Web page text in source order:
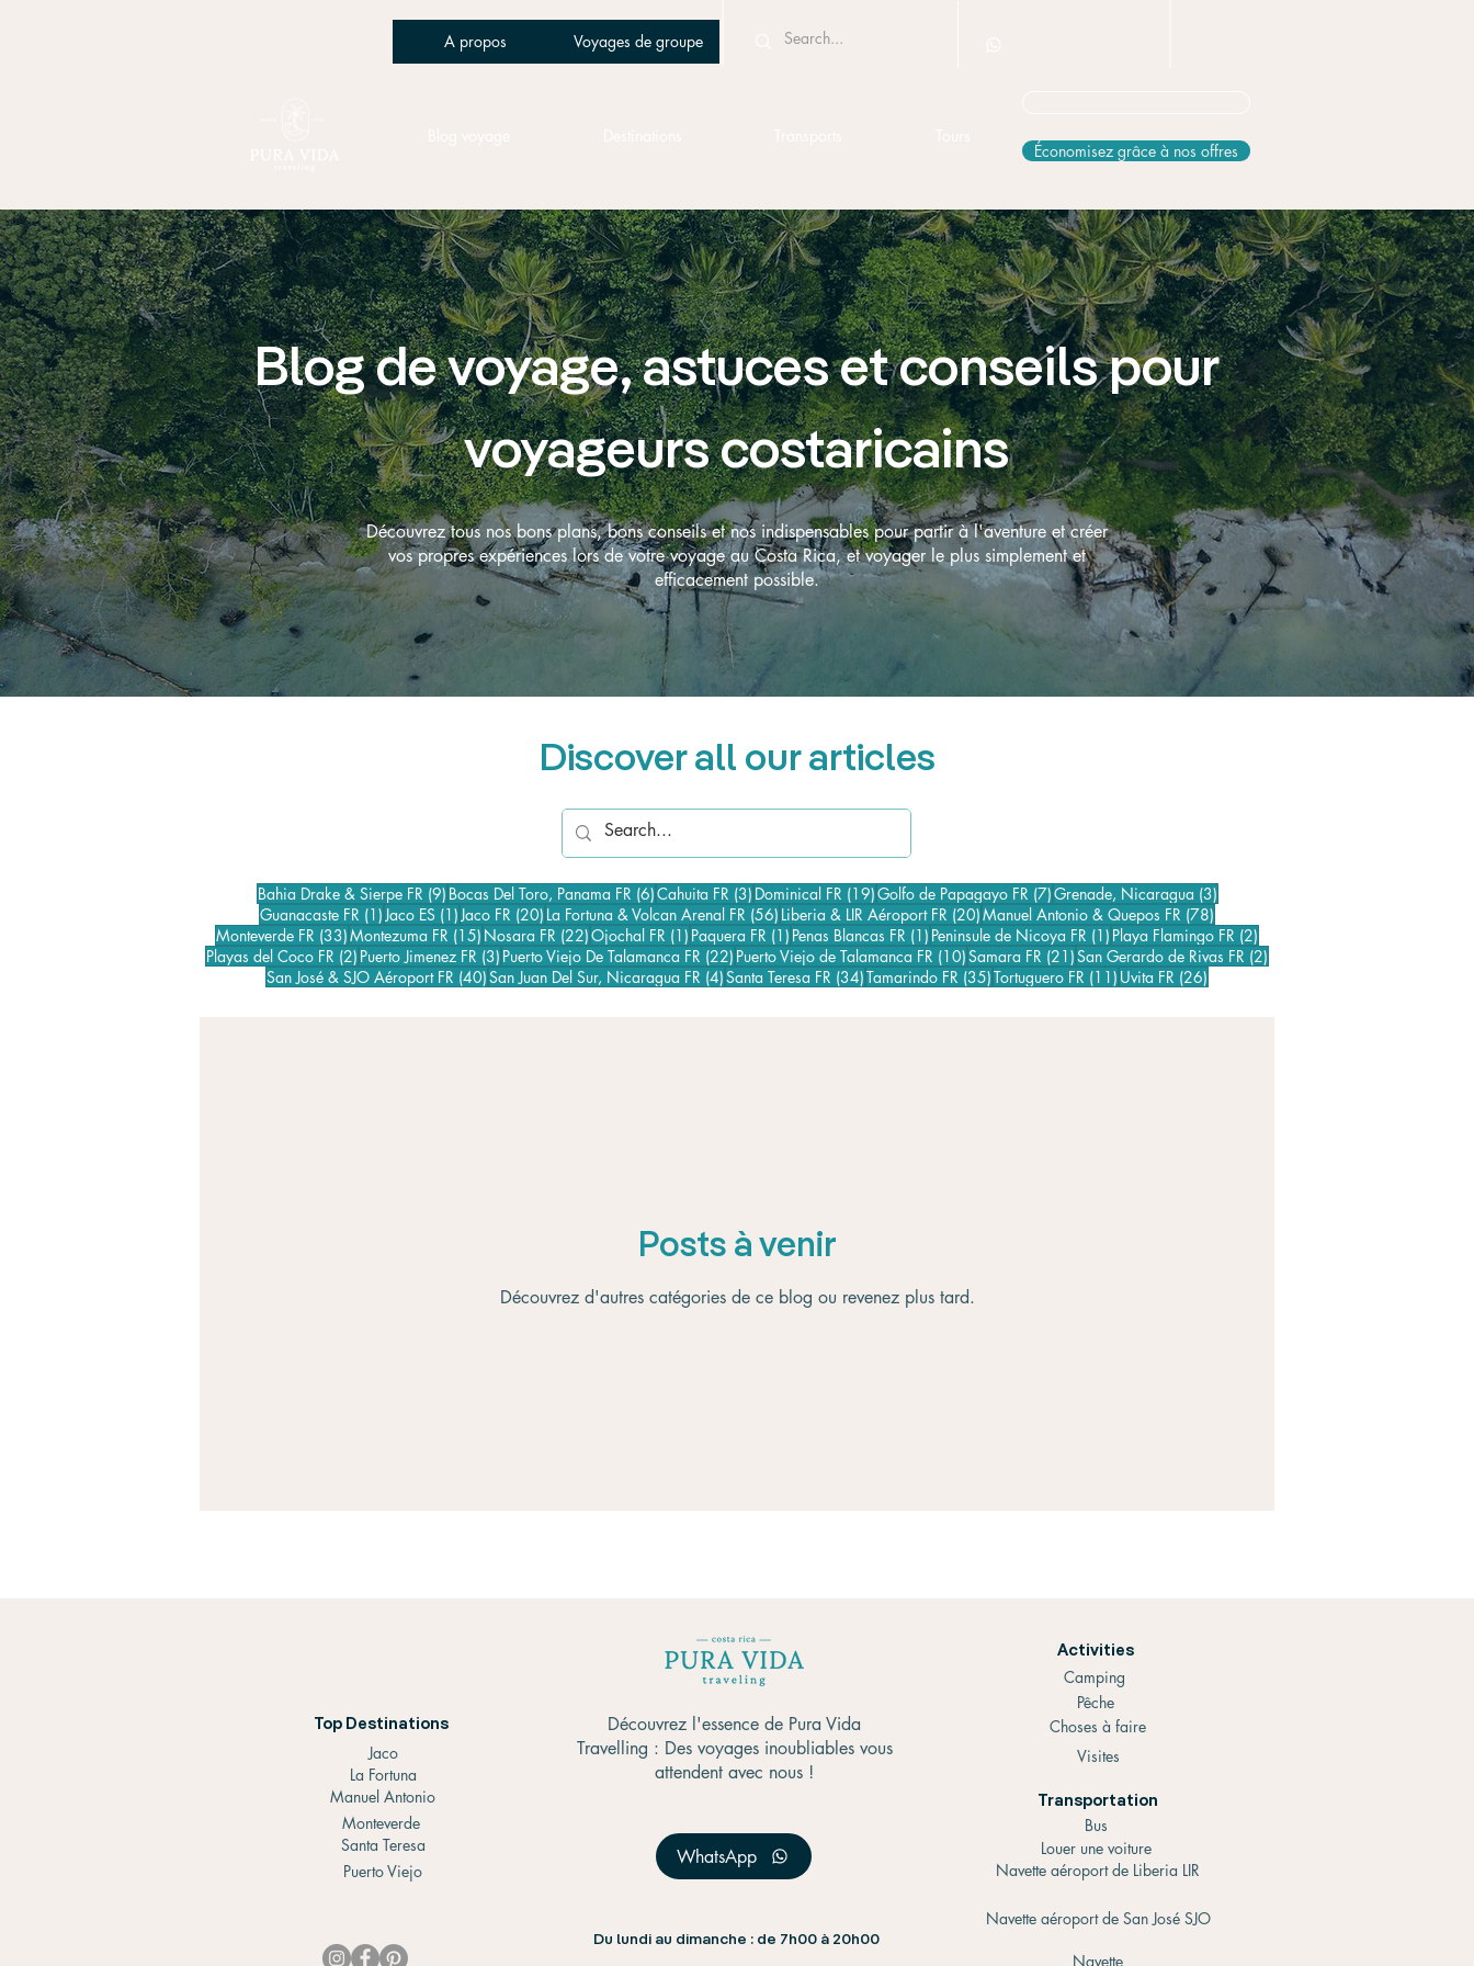
A propos Voyages de groupe
Économisez grâce à nos offres
Blog de voyage, astuces et conseils pour
voyageurs costaricains
Découvrez tous nos bons plans, bons conseils et nos indispensables pour partir à l'aventure et créer
vos propres expériences lors de votre voyage au Costa Rica, et voyager le plus simplement et
efficacement possible.
Discover all our articles
Bahia Drake & Sierpe FR (9)9 posts
Bocas Del Toro, Panama FR (6)6 posts
Cahuita FR (3)3 posts
Dominical FR (19)19 posts
Golfo de Papagayo FR (7)7 posts
Grenade, Nicaragua (3)3 posts
Guanacaste FR (1) 1 post
Jaco ES (1) 1 post
Jaco FR (20) 20 posts
La Fortuna & Volcan Arenal FR (56) 56 posts
Liberia & LIR Aéroport FR (20)20 posts
Manuel Antonio & Quepos FR (78)
Monteverde FR (33)33 posts
Montezuma FR (15) 15 posts
Nosara FR (22)22 posts
Ojochal FR (1) 1 post
Paquera FR (1) 1 post
Penas Blancas FR (1) 1 post
Peninsule de Nicoya FR (1) 1 post
Playa Flamingo FR (2)
Playas del Coco FR (2) 2 posts
Puerto Jimenez FR (3) 3 posts
Puerto Viejo De Talamanca FR (22) 22 posts
Puerto Viejo de Talamanca FR (10)10 posts
Samara FR (21)21 posts
San Gerardo de Rivas FR (2)
San José & SJO Aéroport FR (40)40 posts
San Juan Del Sur, Nicaragua FR (4)4 posts
Santa Teresa FR (34)34 posts
Tamarindo FR (35)35 posts
Tortuguero FR (11) 11 posts
Uvita FR (26)
Posts à venir
Découvrez d'autres catégories de ce blog ou revenez plus tard.
Top Destinations
Jaco
La Fortuna
Manuel Antonio
Monteverde
Santa Teresa
Puerto Viejo
Activities
Camping
Pêche
Découvrez l'essence de Pura Vida
Travelling : Des voyages inoubliables vous
attendent avec nous !
Choses à faire
Visites
Transportation
WhatsApp
Du lundi au dimanche : de 7h00 à 20h00
Bus
Louer une voiture
Navette aéroport de Liberia LIR
Navette aéroport de San José SJO
Navette